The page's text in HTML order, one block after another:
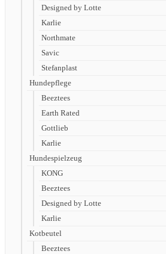
Designed by Lotte
Karlie
Northmate
Savic
Stefanplast
Hundepflege
Beeztees
Earth Rated
Gottlieb
Karlie
Hundespielzeug
KONG
Beeztees
Designed by Lotte
Karlie
Kotbeutel
Beeztees